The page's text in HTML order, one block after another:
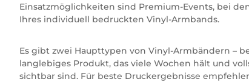
Einsatzmöglichkeiten sind Premium-Events, bei
Ihres individuell bedruckten Vinyl-Armbands.
Es gibt zwei Haupttypen von Vinyl-Armbändern –
langlebiges Produkt, das viele Wochen hält und
sichtbar sind. Für beste Druckergebnisse